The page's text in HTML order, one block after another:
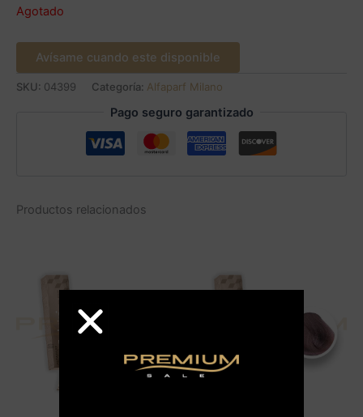
Agotado
Avísame cuando este disponible
SKU: 04399 Categoría: Alfaparf Milano
Pago seguro garantizado
Productos relacionados